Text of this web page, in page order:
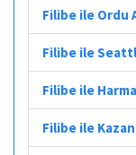
Filibe ile Ordu
Filibe ile
Filibe ile
Filibe ile